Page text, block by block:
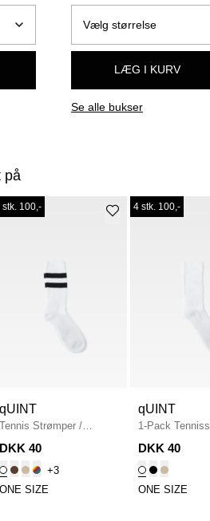
LÆG I KURV
Se alle bukser
på
stk. 100,-
qUINT
Tennis Strømper /
HVID/SORT
DKK 40
+3
ONE SIZE
4 stk. 100,-
qUINT
1-Pack
HVID
DKK 40
ONE SIZE